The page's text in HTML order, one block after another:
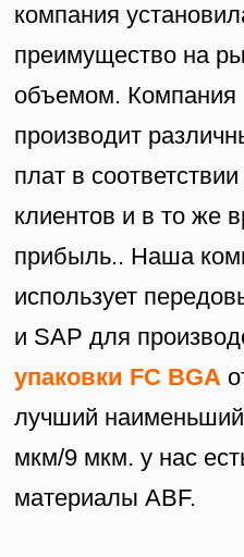
компания
преимущество на
объемом. Компания
производит
плат в
клиентов и в то же
прибыль.. Наша
использует
и SAP для
упаковки FC BGA
лучший
мкм/9 мкм. у нас
материалы ABF.